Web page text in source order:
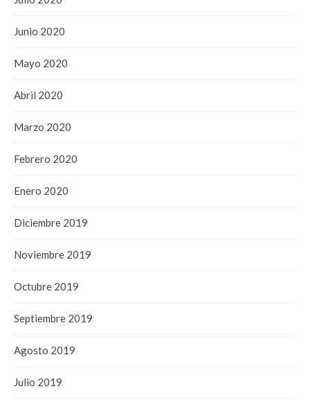
Junio 2020
Mayo 2020
Abril 2020
Marzo 2020
Febrero 2020
Enero 2020
Diciembre 2019
Noviembre 2019
Octubre 2019
Septiembre 2019
Agosto 2019
Julio 2019